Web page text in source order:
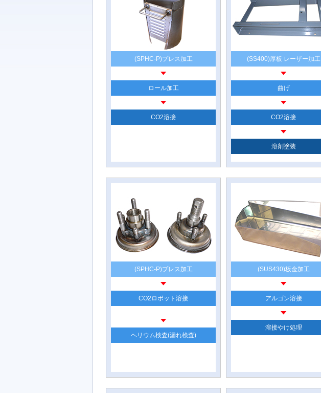
(SPHC-P)プレス加工
ロール加工
CO2溶接
(SS400)厚板 レーザー加工
曲げ
CO2溶接
溶剤塗装
(SPHC-P)プレス加工
CO2ロボット溶接
ヘリウム検査(漏れ検査)
(SUS430)板金加工
アルゴン溶接
溶接やけ処理